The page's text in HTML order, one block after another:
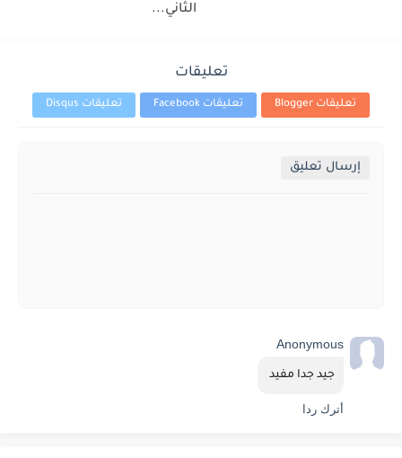
الثاني...
تعليقات
تعليقات Blogger تعليقات Facebook تعليقات Disqus
إرسال تعليق
Anonymous
جيد جدا مفيد
أترك ردا